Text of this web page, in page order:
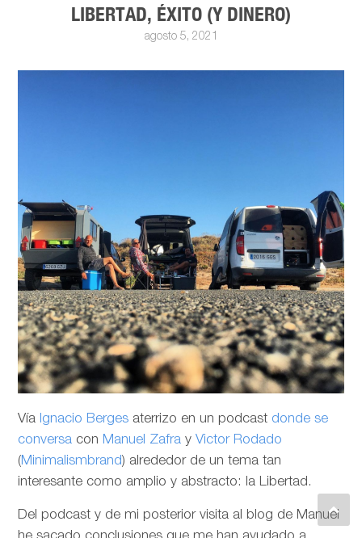
LIBERTAD, ÉXITO (Y DINERO)
agosto 5, 2021
Vía Ignacio Berges aterrizo en un podcast donde se
conversa con Manuel Zafra y Victor Rodado
(Minimalismbrand) alrededor de un tema tan
interesante como amplio y abstracto: la Libertad.
Del podcast y de mi posterior visita al blog de Manuel